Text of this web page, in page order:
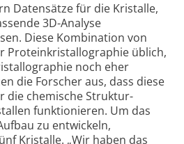
Datensätze für die Kristalle,
3D-Analyse
Diese Kombination von
Protein­kristallo­graphie üblich,
noch eher
die Forscher aus, dass diese
die chemische Struktur­
funktionieren. Um das
zu entwickeln,
Kristalle. „Wir haben das